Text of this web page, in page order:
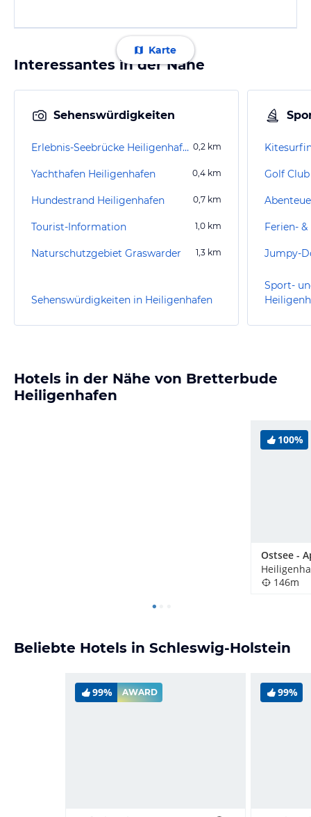
Karte
Interessantes in der Nähe
Sehenswürdigkeiten
Erlebnis-Seebrücke Heiligenhafen 0,2 km
Yachthafen Heiligenhafen 0,4 km
Hundestrand Heiligenhafen 0,7 km
Tourist-Information 1,0 km
Naturschutzgebiet Graswarder 1,3 km
Sehenswürdigkeiten in Heiligenhafen
Golf
Jumpy-
Sport-
Hotels in der Nähe von Bretterbude
Heiligenhafen
100%
146m
Beliebte Hotels in Schleswig-Holstein
99% AWARD 99%